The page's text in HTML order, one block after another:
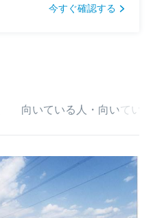
今すぐ確認する
向いている人・向いてい